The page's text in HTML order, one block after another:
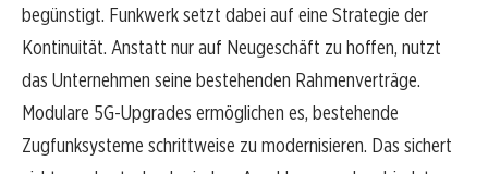
begünstigt. Funkwerk setzt dabei auf eine Strategie der
Kontinuität. Anstatt nur auf Neugeschäft zu hoffen, nutzt
das Unternehmen seine bestehenden Rahmenverträge.
Modulare 5G-Upgrades ermöglichen es, bestehende
Zugfunksysteme schrittweise zu modernisieren. Das sichert